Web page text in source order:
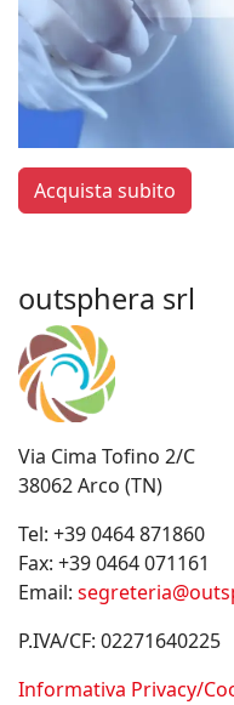
Acquista subito
outsphera srl
Via Cima Tofino 2/C
38062 Arco (TN)
Tel: +39 0464 871860
Fax: +39 0464 071161
Email:
P.IVA/CF: 02271640225
Informativa Privacy/